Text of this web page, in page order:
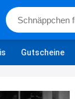
Gutscheine